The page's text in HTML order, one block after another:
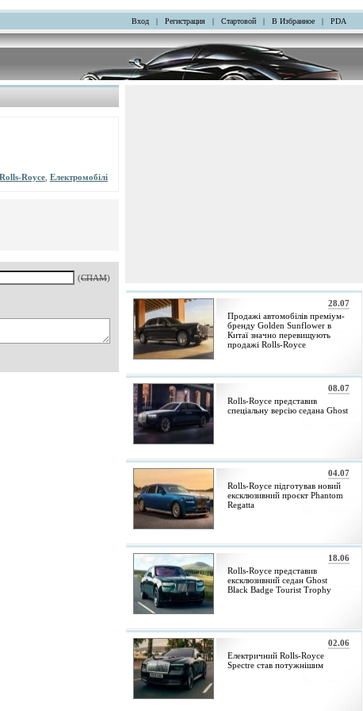
Вход | Регистрация | Стартовой | В Избранное | PDA
Rolls-Royce Електромобілі
(СПАМ)
28.07
Продажі автомобілів преміум-
бренду Golden Sunflower в
Китаї значно перевищують
продажі Rolls-Royce
08.07
Rolls-Royce представив
спеціальну версію седана Ghost
04.07
Rolls-Royce підготував новий
ексклюзивний проєкт Phantom
Regatta
18.06
Rolls-Royce представив
ексклюзивний седан Ghost
Black Badge Tourist Trophy
02.06
Електричний Rolls-Royce
Spectre став потужнішим